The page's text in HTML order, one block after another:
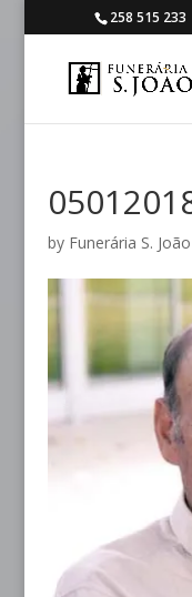
258 515 233
by Funerária S. João